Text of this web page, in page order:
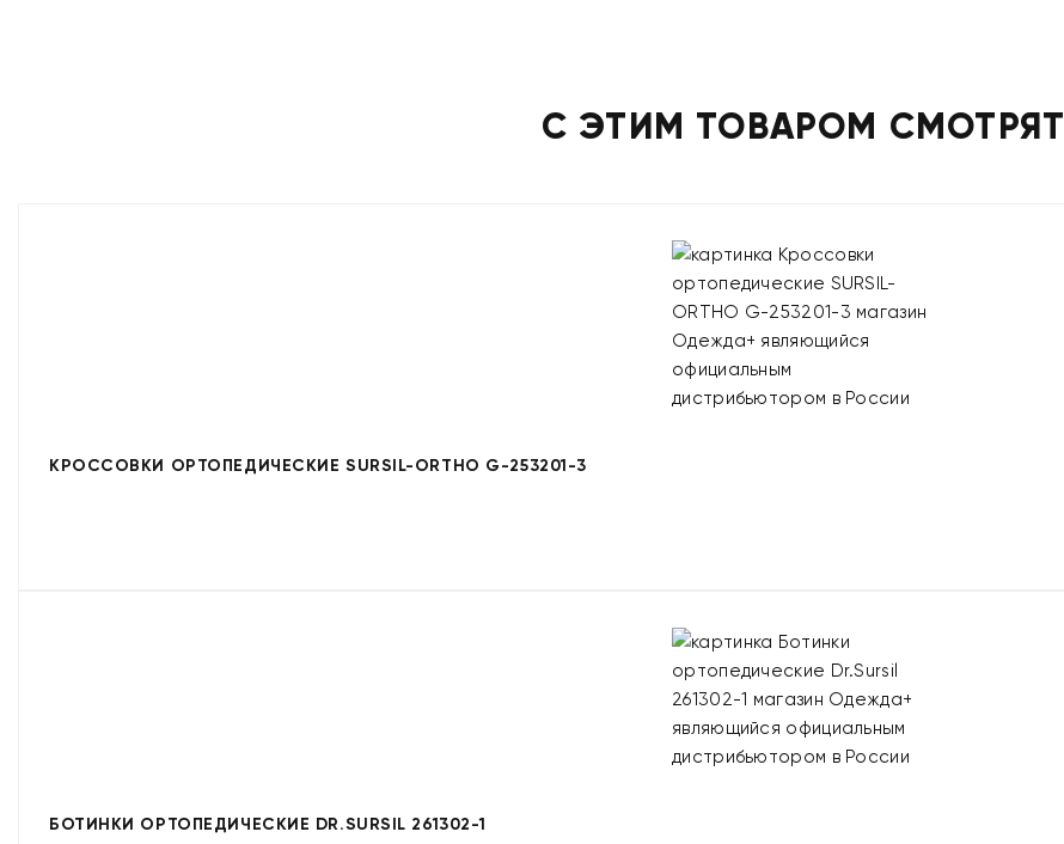
С ЭТИМ ТОВАРОМ СМОТРЯТ
КРОССОВКИ ОРТОПЕДИЧЕСКИЕ SURSIL-ORTHO G-253201-3
БОТИНКИ ОРТОПЕДИЧЕСКИЕ DR.SURSIL 261302-1